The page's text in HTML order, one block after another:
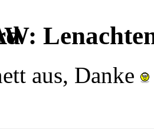
aus, Danke